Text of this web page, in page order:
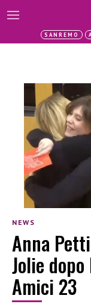
SANREMO
NEWS
Anna
Jolie
Amici 23